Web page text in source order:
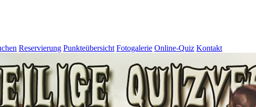
Reservierung Punkteübersicht Fotogalerie Online-Quiz Kontakt